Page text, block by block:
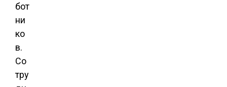
бот
ни
ко
в.
Со
тру